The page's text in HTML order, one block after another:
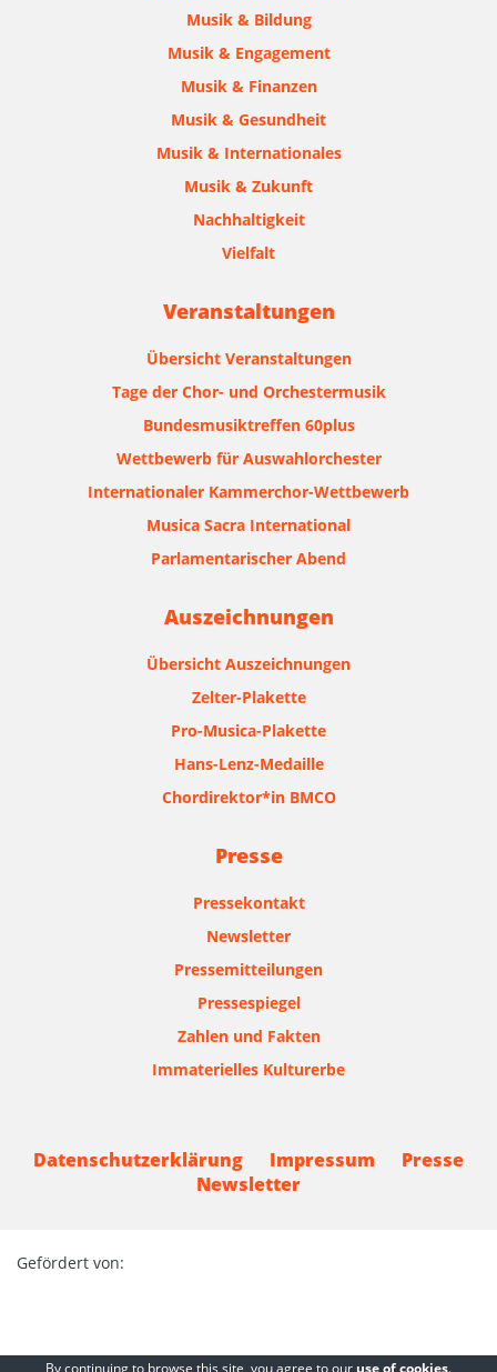
Musik & Bildung
Musik & Engagement
Musik & Finanzen
Musik & Gesundheit
Musik & Internationales
Musik & Zukunft
Nachhaltigkeit
Vielfalt
Veranstaltungen
Übersicht Veranstaltungen
Tage der Chor- und Orchestermusik
Bundesmusiktreffen 60plus
Wettbewerb für Auswahlorchester
Internationaler Kammerchor-Wettbewerb
Musica Sacra International
Parlamentarischer Abend
Auszeichnungen
Übersicht Auszeichnungen
Zelter-Plakette
Pro-Musica-Plakette
Hans-Lenz-Medaille
Chordirektor*in BMCO
Presse
Pressekontakt
Newsletter
Pressemitteilungen
Pressespiegel
Zahlen und Fakten
Immaterielles Kulturerbe
Datenschutzerklärung Impressum
Presse
Newsletter
Gefördert von:
By continuing to browse this site, you agree to our use of cookies.